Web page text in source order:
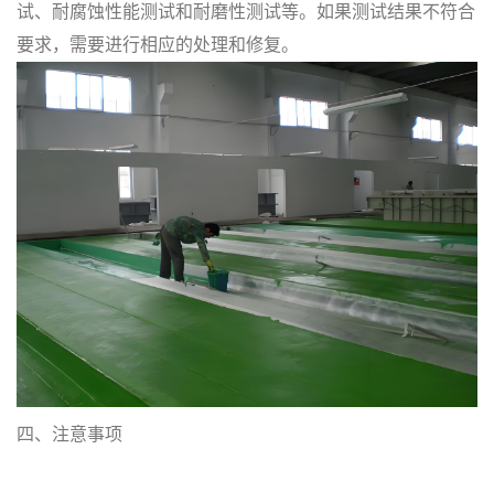
试、耐腐蚀性能测试和耐磨性测试等。如果测试结果不符合
要求，需要进行相应的处理和修复。
四、注意事项